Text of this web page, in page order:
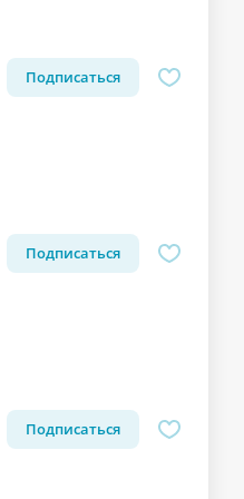
Подписаться
Подписаться
Подписаться